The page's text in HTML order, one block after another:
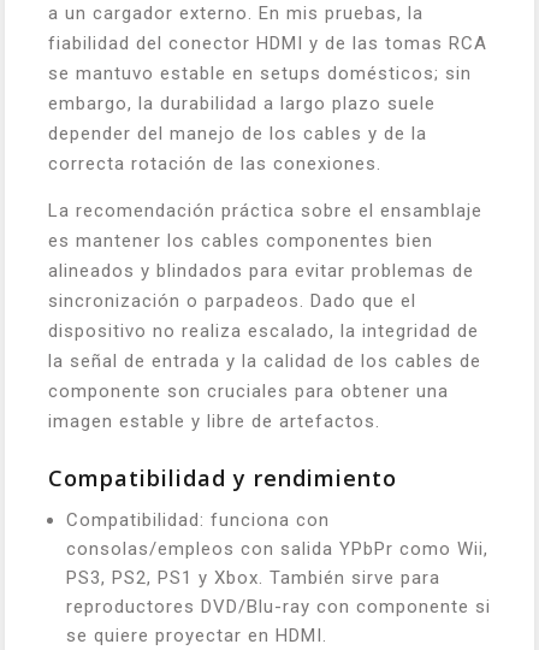
a un cargador externo. En mis pruebas, la
fiabilidad del conector HDMI y de las tomas RCA
se mantuvo estable en setups domésticos; sin
embargo, la durabilidad a largo plazo suele
depender del manejo de los cables y de la
correcta rotación de las conexiones.
La recomendación práctica sobre el ensamblaje
es mantener los cables componentes bien
alineados y blindados para evitar problemas de
sincronización o parpadeos. Dado que el
dispositivo no realiza escalado, la integridad de
la señal de entrada y la calidad de los cables de
componente son cruciales para obtener una
imagen estable y libre de artefactos.
Compatibilidad y rendimiento
Compatibilidad: funciona con
consolas/empleos con salida YPbPr como Wii,
PS3, PS2, PS1 y Xbox. También sirve para
reproductores DVD/Blu-ray con componente si
se quiere proyectar en HDMI.